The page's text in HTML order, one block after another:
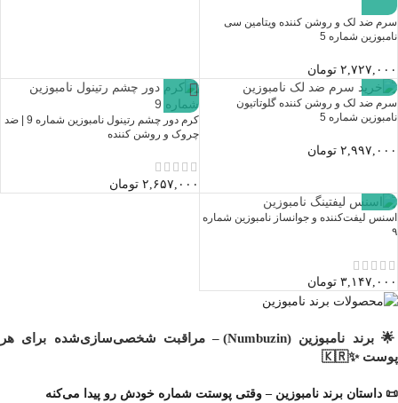
سرم ضد لک و روشن کننده ویتامین سی
نامبوزین شماره 5
۲,۷۲۷,۰۰۰ تومان
سرم ضد لک و روشن کننده گلوتاتیون
نامبوزین شماره 5
۲,۹۹۷,۰۰۰ تومان
کرم دور چشم رتینول نامبوزین شماره 9 | ضد
چروک و روشن کننده
۲,۶۵۷,۰۰۰ تومان
اسنس لیفت‌کننده و جوانساز نامبوزین شماره
۹
۳,۱۴۷,۰۰۰ تومان
🌟 برند نامبوزین (Numbuzin) – مراقبت شخصی‌سازی‌شده برای هر
پوست ✨🇰🇷
📜 داستان برند نامبوزین – وقتی پوستت شماره خودش رو پیدا می‌کنه